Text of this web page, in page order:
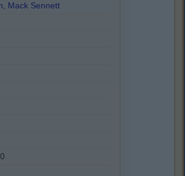
, Mack Sennett